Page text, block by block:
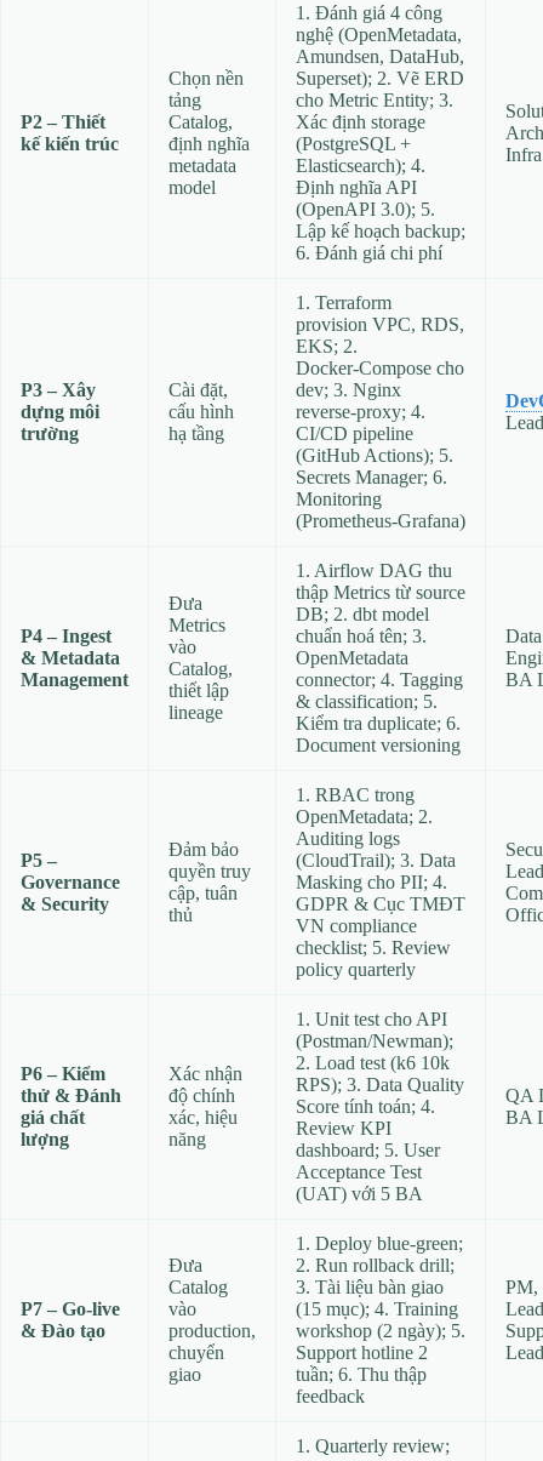
P2 – Thiết
kế kiến trúc
Chọn nền
tảng
Catalog,
định nghĩa
metadata
model
1. Đánh giá 4 công
nghệ (OpenMetadata,
Amundsen, DataHub,
Superset); 2. Vẽ ERD
cho Metric Entity; 3.
Xác định storage
(PostgreSQL +
Elasticsearch); 4.
Định nghĩa API
(OpenAPI 3.0); 5.
Lập kế hoạch backup;
6. Đánh giá chi phí
P3 – Xây
dựng môi
trường
Cài đặt,
cấu hình
hạ tầng
1. Terraform
provision VPC, RDS,
EKS; 2.
Docker‑Compose cho
dev; 3. Nginx
reverse‑proxy; 4.
CI/CD pipeline
(GitHub Actions); 5.
Secrets Manager; 6.
Monitoring
(Prometheus‑Grafana)
Lead
P4 – Ingest
& Metadata
Management
Đưa
Metrics
vào
Catalog,
thiết lập
lineage
1. Airflow DAG thu
thập Metrics từ source
DB; 2. dbt model
chuẩn hoá tên; 3.
OpenMetadata
connector; 4. Tagging
& classification; 5.
Kiểm tra duplicate; 6.
Document versioning
Data
BA
P5 –
Governance
& Security
Đảm bảo
quyền truy
cập, tuân
thủ
1. RBAC trong
OpenMetadata; 2.
Auditing logs
(CloudTrail); 3. Data
Masking cho PII; 4.
GDPR & Cục TMĐT
VN compliance
checklist; 5. Review
policy quarterly
P6 – Kiểm
thử & Đánh
giá chất
lượng
Xác nhận
độ chính
xác, hiệu
năng
1. Unit test cho API
(Postman/Newman);
2. Load test (k6 10k
RPS); 3. Data Quality
Score tính toán; 4.
Review KPI
dashboard; 5. User
Acceptance Test
(UAT) với 5 BA
QA
BA
P7 – Go‑live
& Đào tạo
Đưa
Catalog
vào
production,
chuyển
giao
1. Deploy blue‑green;
2. Run rollback drill;
3. Tài liệu bàn giao
(15 mục); 4. Training
workshop (2 ngày); 5.
Support hotline 2
tuần; 6. Thu thập
feedback
Lead
1. Quarterly review;